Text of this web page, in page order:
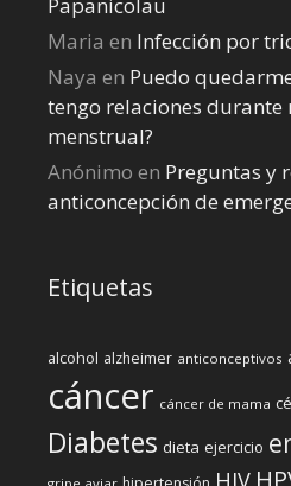
Maria en Infección por
Naya en Puedo
tengo relaciones
menstrual?
Anónimo en Preguntas y
anticoncepción de
Etiquetas
alcohol alzheimer anticonceptivos
cáncer cáncer de mama
Diabetes dieta ejercicio
HIV